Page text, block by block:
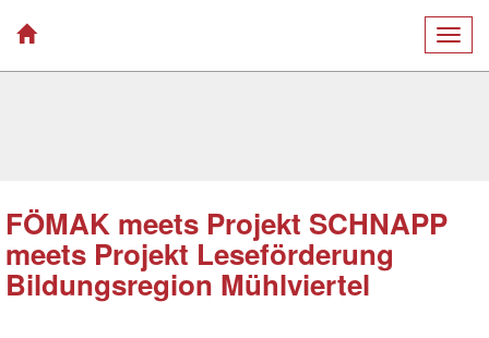
FÖMAK meets Projekt SCHNAPP
meets Projekt Leseförderung
Bildungsregion Mühlviertel